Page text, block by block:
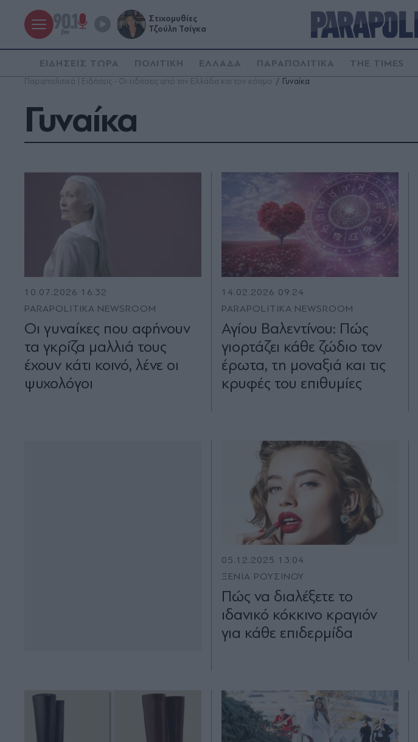
Στιχομυθίες
Τζούλη Τσίγκα
ΕΙΔΗΣΕΙΣ ΤΩΡΑ ΠΟΛΙΤΙΚΗ ΕΛΛΑΔΑ ΠΑΡΑΠΟΛΙΤΙΚΑ THE TIMES
Παραπολιτικά | Ειδήσεις - Οι ειδήσεις από την Ελλάδα και τον κόσμο Γυναίκα
Γυναίκα
10.07.2026 16:32
PARAPOLITIKA NEWSROOM
Οι γυναίκες που αφήνουν
τα γκρίζα μαλλιά τους
έχουν κάτι κοινό, λένε οι
ψυχολόγοι
14.02.2026 09:24
PARAPOLITIKA NEWSROOM
Αγίου Βαλεντίνου: Πώς
γιορτάζει κάθε ζώδιο τον
έρωτα, τη μοναξιά και τις
κρυφές του επιθυμίες
05.12.2025 13:04
ΞΕΝΙΑ ΡΟΥΣΙΝΟΥ
Πώς να διαλέξετε το
ιδανικό κόκκινο κραγιόν
για κάθε επιδερμίδα